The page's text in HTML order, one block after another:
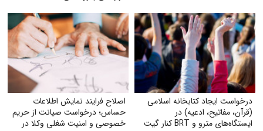
درخواست ایجاد کتابخانه اسلامی
(قرآن، مفاتیح، ادعیه) در
ایستگاه‌های مترو و BRT کنار گیت
اصلاح فرایند نمایش اطلاعات
حساس؛ درخواست صیانت از حریم
خصوصی و امنیت شغلی وکلا در